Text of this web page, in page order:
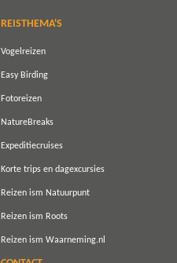
REISTHEMA'S
Vogelreizen
Easy Birding
Fotoreizen
NatureBreaks
Expeditiecruises
Korte trips en dagexcursies
Reizen ism Natuurpunt
Reizen ism Roots
Reizen ism Waarneming.nl